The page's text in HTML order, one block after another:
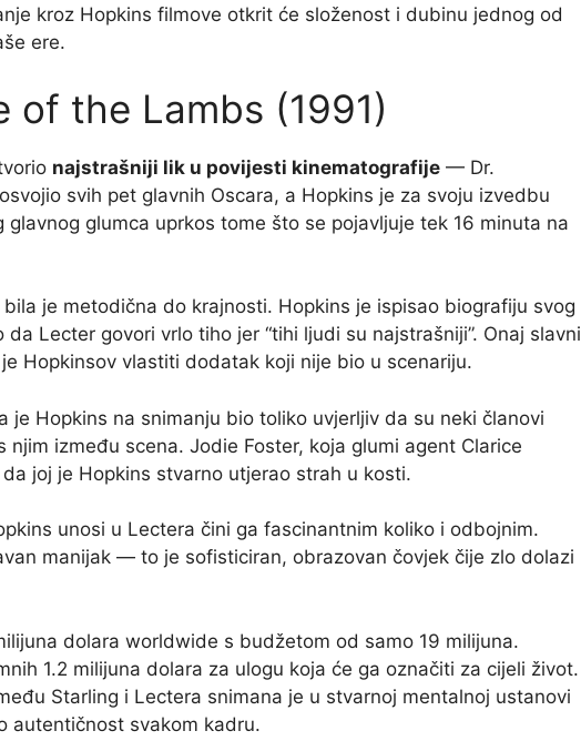
kroz Hopkins filmove otkrit će složenost i dubinu jednog od
ere.
of the Lambs (1991)
najstrašniji lik u povijesti kinematografije — Dr.
svih pet glavnih Oscara, a Hopkins je za svoju izvedbu
glumca uprkos tome što se pojavljuje tek 16 minuta na
je metodična do krajnosti. Hopkins je ispisao biografiju svog
Lecter govori vrlo tiho jer “tihi ljudi su najstrašniji”. Onaj slavni
Hopkinsov vlastiti dodatak koji nije bio u scenariju.
je Hopkins na snimanju bio toliko uvjerljiv da su neki članovi
njim između scena. Jodie Foster, koja glumi agent Clarice
joj je Hopkins stvarno utjerao strah u kosti.
unosi u Lectera čini ga fascinantnim koliko i odbojnim.
manijak — to je sofisticiran, obrazovan čovjek čije zlo dolazi
dolara worldwide s budžetom od samo 19 milijuna.
1.2 milijuna dolara za ulogu koja će ga označiti za cijeli život.
Starling i Lectera snimana je u stvarnoj mentalnoj ustanovi
autentičnost svakom kadru.